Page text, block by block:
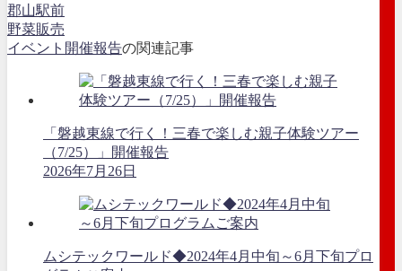
郡山駅前
野菜販売
イベント開催報告の関連記事
「磐越東線で行く！三春で楽しむ親子体験ツアー
（7/25）」開催報告
2026年7月26日
ムシテックワールド◆2024年4月中旬～6月下旬プロ